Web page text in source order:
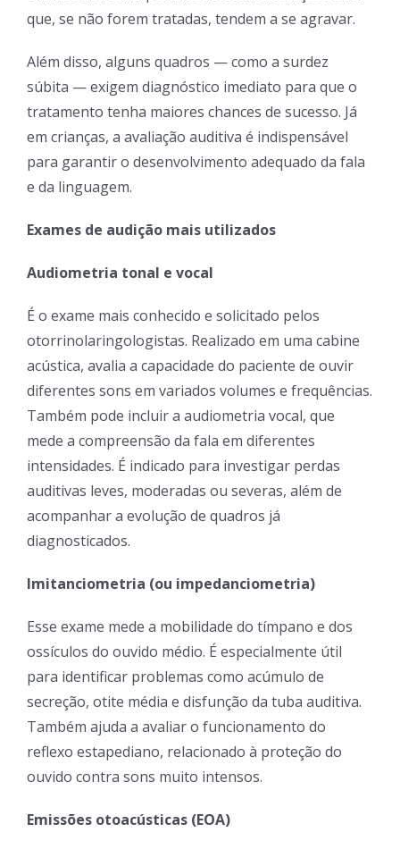
que, se não forem tratadas, tendem a se agravar.
Além disso, alguns quadros — como a surdez
súbita — exigem diagnóstico imediato para que o
tratamento tenha maiores chances de sucesso. Já
em crianças, a avaliação auditiva é indispensável
para garantir o desenvolvimento adequado da fala
e da linguagem.
Exames de audição mais utilizados
Audiometria tonal e vocal
É o exame mais conhecido e solicitado pelos
otorrinolaringologistas. Realizado em uma cabine
acústica, avalia a capacidade do paciente de ouvir
diferentes sons em variados volumes e frequências.
Também pode incluir a audiometria vocal, que
mede a compreensão da fala em diferentes
intensidades. É indicado para investigar perdas
auditivas leves, moderadas ou severas, além de
acompanhar a evolução de quadros já
diagnosticados.
Imitanciometria (ou impedanciometria)
Esse exame mede a mobilidade do tímpano e dos
ossículos do ouvido médio. É especialmente útil
para identificar problemas como acúmulo de
secreção, otite média e disfunção da tuba auditiva.
Também ajuda a avaliar o funcionamento do
reflexo estapediano, relacionado à proteção do
ouvido contra sons muito intensos.
Emissões otoacústicas (EOA)